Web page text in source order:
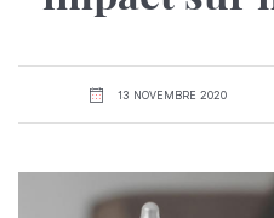
13 NOVEMBRE 2020